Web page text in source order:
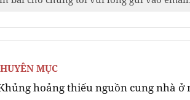
MỤC
hoảng thiếu nguồn cung nhà ở